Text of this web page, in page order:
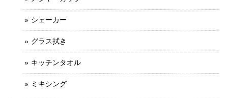
シェーカー
グラス拭き
キッチンタオル
ミキシング